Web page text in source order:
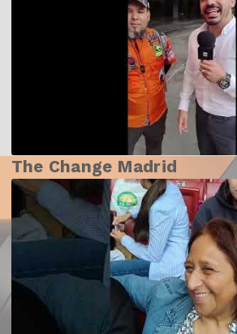
The Change Madrid